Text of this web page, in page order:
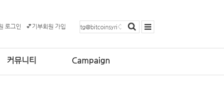
로그인 💕기부회원 가입
커뮤니티 Campaign